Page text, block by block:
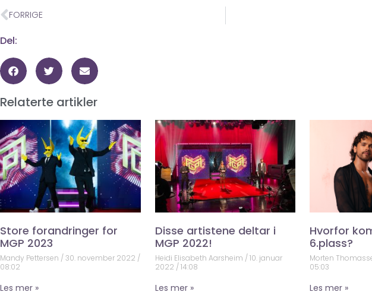
FORRIGE
Del:
Relaterte artikler
Store forandringer for
MGP 2023
Mandy Pettersen
30. november 2022
08:02
Les mer »
Disse artistene deltar i
MGP 2022!
Heidi Elisabeth Aarsheim 10. januar
2022 14:08
Les mer »
Hvorfor
6.plass?
Morten
05:03
Les mer »